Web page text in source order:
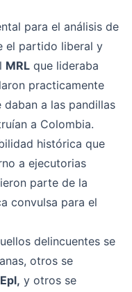
para el análisis de
el partido liberal y
MRL que lideraba
practicamente
a las pandillas
a Colombia.
histórica que
a ejecutorias
parte de la
convulsa para el
delincuentes se
otros se
y otros se